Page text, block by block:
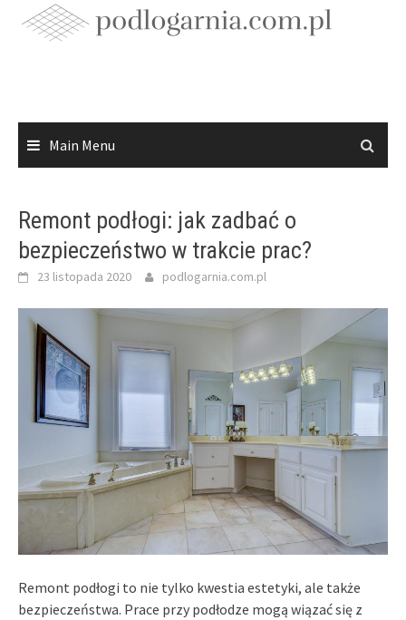
Main Menu
Remont podłogi: jak zadbać o
bezpieczeństwo w trakcie prac?
23 listopada 2020 podlogarnia.com.pl
Remont podłogi to nie tylko kwestia estetyki, ale także
bezpieczeństwa. Prace przy podłodze mogą wiązać się z